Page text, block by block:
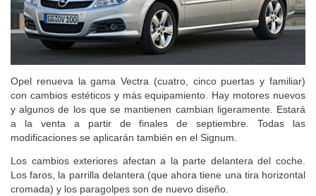
Opel renueva la gama Vectra (cuatro, cinco puertas y familiar)
con cambios estéticos y más equipamiento. Hay motores nuevos
y algunos de los que se mantienen cambian ligeramente. Estará
a la venta a partir de finales de septiembre. Todas las
modificaciones se aplicarán también en el Signum.
Los cambios exteriores afectan a la parte delantera del coche.
Los faros, la parrilla delantera (que ahora tiene una tira horizontal
cromada) y los paragolpes son de nuevo diseño.